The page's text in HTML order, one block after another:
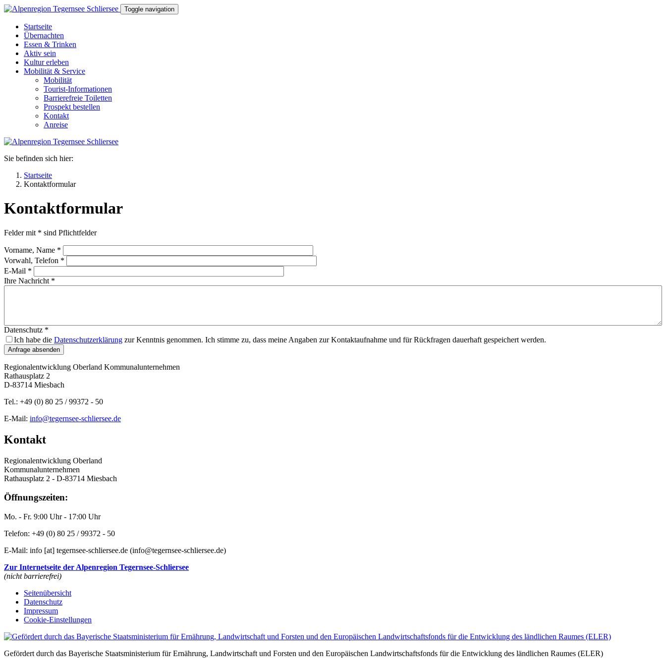
Direkt zum Inhalt Toggle navigation
Startseite
Übernachten
Essen & Trinken
Aktiv sein
Kultur erleben
Mobilität & Service
Mobilität
Tourist-Informationen
Barrierefreie Toiletten
Prospekt bestellen
Kontakt
Anreise
Sie befinden sich hier:
Startseite
Kontaktformular
Kontaktformular
Felder mit * sind Pflichtfelder
Vorname, Name *
Vorwahl, Telefon *
E-Mail *
Ihre Nachricht *
Datenschutz *
Ich habe die Datenschutzerklärung zur Kenntnis genommen. Ich stimme zu, dass meine Angaben zur Kontaktaufnahme und für Rückfragen dauerhaft gespeichert werden.
Anfrage absenden
Regionalentwicklung Oberland Kommunalunternehmen
Rathausplatz 2
D-83714 Miesbach
Tel.: +49 (0) 80 25 / 99372 - 50
E-Mail: info‎@‎tegernsee-schliersee.de
Kontakt
Regionalentwicklung Oberland
Kommunalunternehmen
Rathausplatz 2 - D-83714 Miesbach
Öffnungszeiten:
Mo. - Fr. 9:00 Uhr - 17:00 Uhr
Telefon: +49 (0) 80 25 / 99372 - 50
E-Mail: info [at] tegernsee-schliersee.de (info‎@‎tegernsee-schliersee.de)
Zur Internetseite der Alpenregion Tegernsee-Schliersee
(nicht barrierefrei)
Seitenübersicht
Datenschutz
Impressum
Cookie-Einstellungen
Gefördert durch das Bayerische Staatsministerium für Ernährung, Landwirtschaft und Forsten und den Europäischen Landwirtschaftsfonds für die Entwicklung des ländlichen Raumes (ELER)